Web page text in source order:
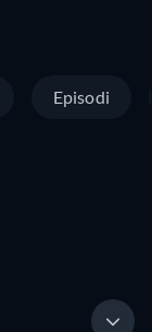
Episodi